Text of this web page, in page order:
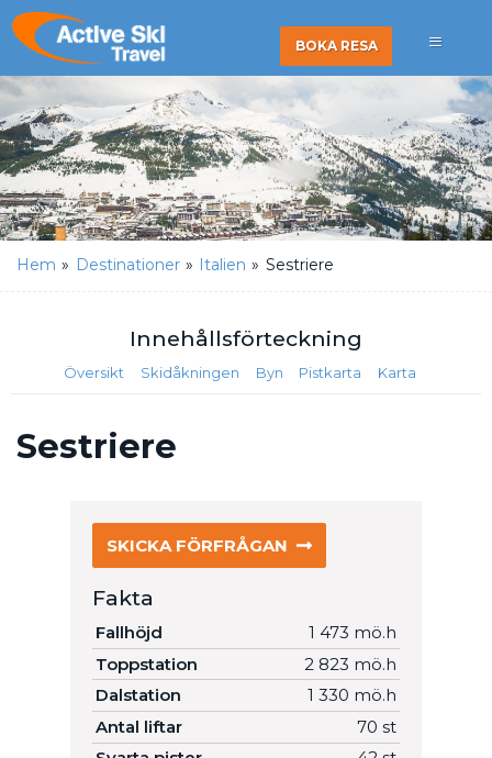
BOKA RESA
Hem » Destinationer » Italien » Sestriere
Innehållsförteckning
Översikt Skidåkningen Byn Pistkarta Karta
Sestriere
SKICKA FÖRFRÅGAN
Fakta
Fallhöjd
1 473 mö.h
Toppstation
2 823 mö.h
Dalstation
1 330 mö.h
Antal liftar
70 st